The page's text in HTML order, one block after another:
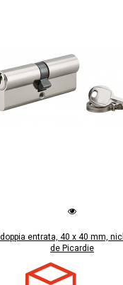
entrata, 40 x 40 mm,
de Picardie